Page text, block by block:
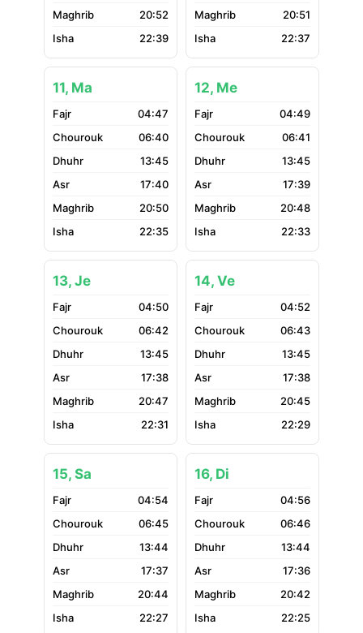
20:52
22:39
20:51
22:37
11, Ma
04:47
06:40
13:45
17:40
20:50
22:35
12, Me
04:49
06:41
13:45
17:39
20:48
22:33
13, Je
04:50
06:42
13:45
17:38
20:47
22:31
14, Ve
04:52
06:43
13:45
17:38
20:45
22:29
15, Sa
04:54
06:45
13:44
17:37
20:44
22:27
16, Di
04:56
06:46
13:44
17:36
20:42
22:25